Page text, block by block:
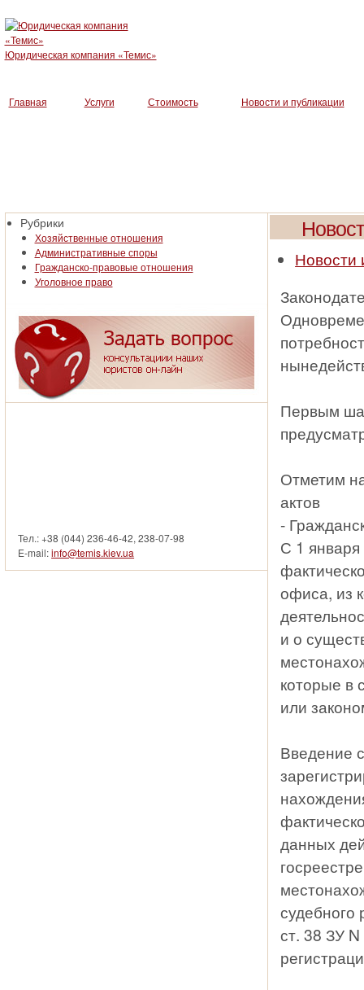
Юридическая компания «Темис»
Главная Услуги Стоимость Новости и публикации
Новости
Первым
Отметим
актов
-
С 1
офиса, из
и о
которые в
или
Введение
данных
судебного
ст. 38 ЗУ
Рубрики
Хозяйственные отношения
Административные споры
Гражданско-правовые отношения
Уголовное право
Тел.: +38 (044) 236-46-42, 238-07-98
E-mail:info@temis.kiev.ua